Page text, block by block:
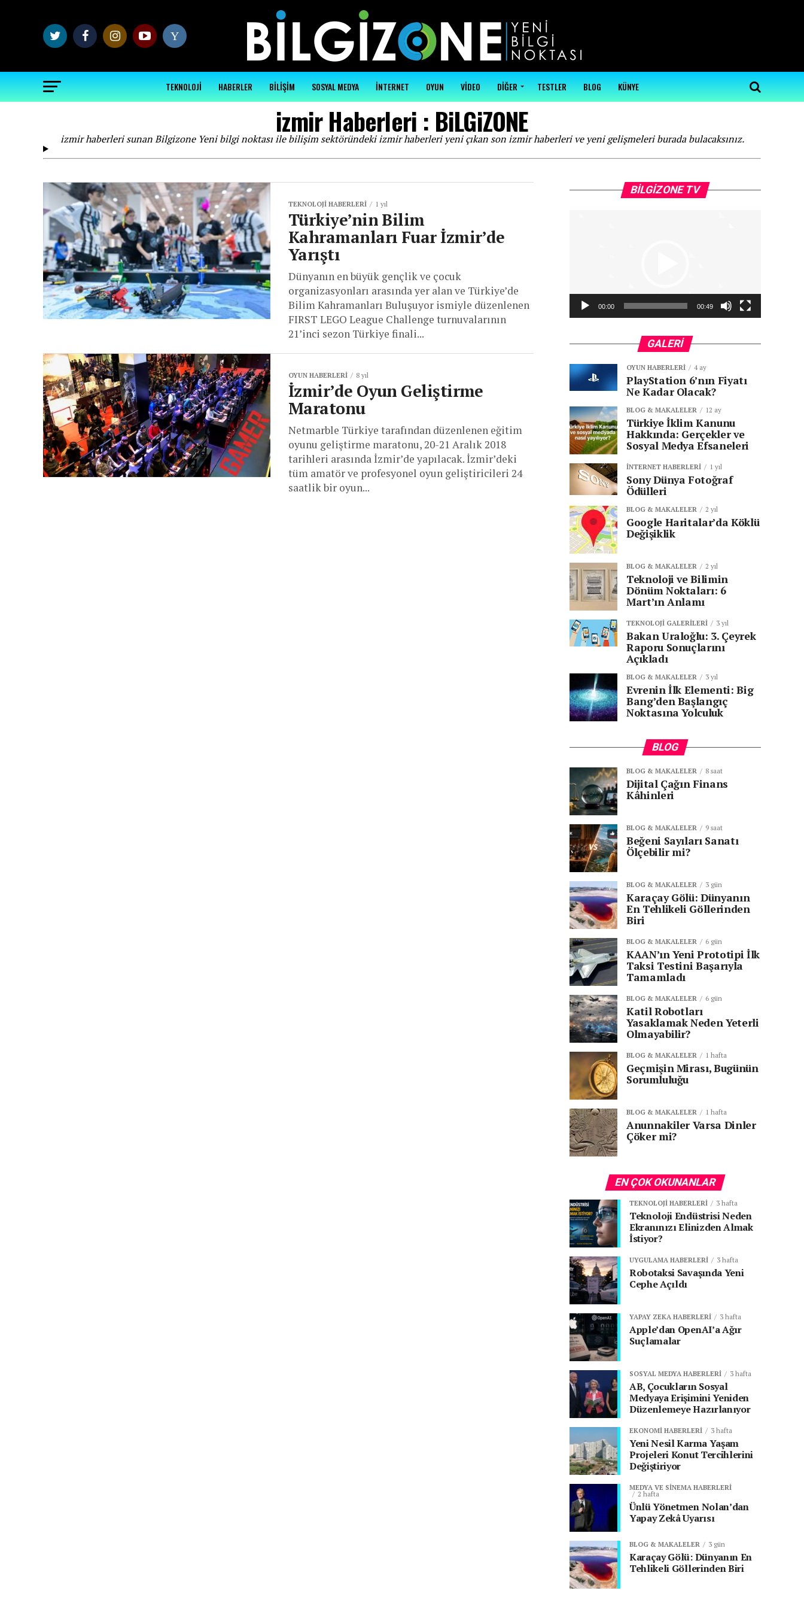
Y
TEKNOLOJİ HABERLER BİLİŞİM SOSYAL MEDYA İNTERNET OYUN VİDEO DİĞER TESTLER BLOG KÜNYE
izmir Haberleri : BiLGiZONE
izmir haberleri sunan Bilgizone Yeni bilgi noktası ile bilişim sektöründeki izmir haberleri yeni çıkan son izmir haberleri ve yeni gelişmeleri burada bulacaksınız.
TEKNOLOJI HABERLERI 1 yıl
Türkiye’nin Bilim
Kahramanları Fuar İzmir’de
Yarıştı
Dünyanın en büyük gençlik ve çocuk
organizasyonları arasında yer alan ve Türkiye’de
Bilim Kahramanları Buluşuyor ismiyle düzenlenen
FIRST LEGO League Challenge turnuvalarının
21’inci sezon Türkiye finali...
OYUN HABERLERI 8 yıl
İzmir’de Oyun Geliştirme
Maratonu
Netmarble Türkiye tarafından düzenlenen eğitim
oyunu geliştirme maratonu, 20-21 Aralık 2018
tarihleri arasında İzmir’de yapılacak. İzmir’deki
tüm amatör ve profesyonel oyun geliştiricileri 24
saatlik bir oyun...
BILGIZONE TV oynatıcı
00:00 00:49
GALERI
OYUN HABERLERI 4 ay
PlayStation 6’nın Fiyatı
Ne Kadar Olacak?
BLOG & MAKALELER 12 ay
Türkiye İklim Kanunu
Hakkında: Gerçekler ve
Sosyal Medya Efsaneleri
İNTERNET HABERLERI 1 yıl
Sony Dünya Fotoğraf
Ödülleri
BLOG & MAKALELER 2 yıl
Google Haritalar’da Köklü
Değişiklik
BLOG & MAKALELER 2 yıl
Teknoloji ve Bilimin
Dönüm Noktaları: 6
Mart’ın Anlamı
TEKNOLOJI GALERILERI 3 yıl
Bakan Uraloğlu: 3. Çeyrek
Raporu Sonuçlarını
Açıkladı
BLOG & MAKALELER 3 yıl
Evrenin İlk Elementi: Big
Bang’den Başlangıç
Noktasına Yolculuk
BLOG
BLOG & MAKALELER 8 saat
Dijital Çağın Finans
Kâhinleri
BLOG & MAKALELER 9 saat
Beğeni Sayıları Sanatı
Ölçebilir mi?
BLOG & MAKALELER 3 gün
Karaçay Gölü: Dünyanın
En Tehlikeli Göllerinden
Biri
BLOG & MAKALELER 6 gün
KAAN’ın Yeni Prototipi İlk
Taksi Testini Başarıyla
Tamamladı
BLOG & MAKALELER 6 gün
Katil Robotları
Yasaklamak Neden Yeterli
Olmayabilir?
BLOG & MAKALELER 1 hafta
Geçmişin Mirası, Bugünün
Sorumluluğu
BLOG & MAKALELER 1 hafta
Anunnakiler Varsa Dinler
Çöker mi?
EN ÇOK OKUNANLAR
TEKNOLOJI HABERLERI 3 hafta
Teknoloji Endüstrisi Neden
Ekranınızı Elinizden Almak
İstiyor?
UYGULAMA HABERLERI 3 hafta
Robotaksi Savaşında Yeni
Cephe Açıldı
YAPAY ZEKA HABERLERI 3 hafta
Apple’dan OpenAI’a Ağır
Suçlamalar
SOSYAL MEDYA HABERLERI 3 hafta
AB, Çocukların Sosyal
Medyaya Erişimini Yeniden
Düzenlemeye Hazırlanıyor
EKONOMI HABERLERI 3 hafta
Yeni Nesil Karma Yaşam
Projeleri Konut Tercihlerini
Değiştiriyor
MEDYA VE SINEMA HABERLERI
2 hafta
Ünlü Yönetmen Nolan’dan
Yapay Zekâ Uyarısı
BLOG & MAKALELER 3 gün
Karaçay Gölü: Dünyanın En
Tehlikeli Göllerinden Biri